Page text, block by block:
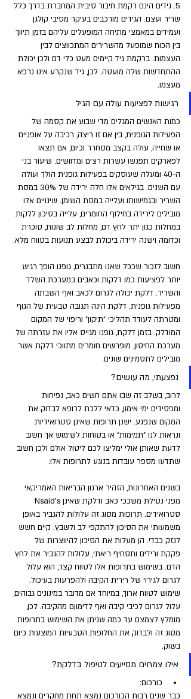
5. גידים הינם רקמת חיבור סיבית המחברת בדרך כלל
שריר ועצם. הגידים מורכבים בעיקר מסיבי קולגן
ועמידים במאמצי מתיחה המופעלים עליהם בזמן תיווך
בין הכוח שמופעל מהשרירים המתכווצים לבין
העצמות. ברקמת גיד קיימים מעט כלי דם ולכן יכולת
ההתחדשות שלה מועטה. לכן, גיד שנקרע אינו נרפא
מעצמו.
רגישות לפציעות עולה עם הגיל
כמות האנשים המגלים מדי שבוע את קסמה של
הפעילות הגופנית, בין אם זו ריצה, רכיבה על אופניים
או שחייה, עולה בקצב מסחרר וכיום, אם תצאו
לפארקים תפגשו עשרות רצים ומדוושים. שיעור בני
ה-40 ומעלה שעוסקים בפעילות גופנית הולך ועולה
עם השנים. בגילאים אלו חלה ירידה של 30% במסת
השריר ובגמישותו ועלייה במסת השומן. שינויים אלו
מובילים לירידה בחילוף החומרים, עלייה בסיכון ללקות
במחלות כגון יתר לחץ דם, מחלות לב שונות, סוכרת
וכדומה וישנה ירידה ביכולת לבצע תנועות בטווח מלא.
חשוב לזכור שככל שאנו מתבגרים, גופנו הופך רגיש
יותר לפציעות כמו דלקות וכאבים במערכת השלד
והשריר. דלקת יכולה לגרום לכאב ואף השבתה
מפעילות גופנית. דלקת הינה תגובה טבעית של הגוף
ומטרתה לעודד תהליכי "תיקון" וריפוי של המקום
המודלק. בזמן דלקת, גופנו מגייס אליו את עזרתה של
מערכת החיסון, מופרשים חומרים מתווכי דלקת אשר
מובילים לתסמינים שונים.
נפצעתי, מה עושים?
לרוב, בשלב זה שבו אתם חשים כאב, נפיחות
ומפסידים ימי אימון, כדאי ללכת לרופא לבדוק את
המקום שנפגע. ישנן תרופות שאינן סטרואידיות
ונראות לנו "תמימות" או בטוחות לשימוש אך חשוב
לדעת שאותן אולי ימליצו לכם ליטול אולם ולכן חשוב
שתדעו מספר עובדות בנוגע לתרופות אלו:
בשנים האחרונות, הזהיר ארגון הבריאות האמריקאי
סטרואידים. תרופות מסוג זה עלולות להגביר באופן
משמעותי את הסיכון להתקפי לב ולשבץ. קיים חשש
לנזק כבדי. הן מעלות את הסיכון להיווצרות של
פקקת ורידים ותסחיף ריאתי, עלולות להגביר את לחץ
הדם. בשימוש בתרופות אלו לטווח קצר, הוא עלול
לגרום לגירוי של רירית הקיבה ולהפרעות בעיכול.
שימוש לטווח ארוך, במיוחד אם מדובר במינונים גבוהים,
עלול לגרום לכיבי קיבה ואף לדימוןם מהקיבה. לכן,
מומלץ לצמצם עד כמה שניתן את השימוש בתרופות
מסוג זה ולבדוק את החלופות הטבעיות המוצעות כיום
בשוק.
אילו צמחים מסייעים לטיפול בדלקת?
כורכום:
כבר שנים רבות הכורכום נמצא תחת מחקרים ונמצא